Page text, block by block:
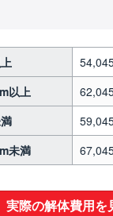
以上
未満
実際の解体費用を